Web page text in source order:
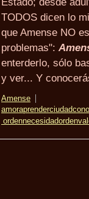
TODOS dicen lo
que Amense NO
problemas":
enterderlo, sólo
y ver... Y
Amense
amoraprenderciudad
y ordennecesidadorden